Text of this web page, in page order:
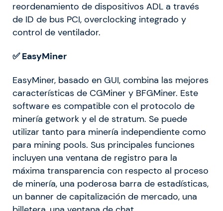
reordenamiento de dispositivos ADL a través
de ID de bus PCI, overclocking integrado y
control de ventilador.
✅ EasyMiner
EasyMiner, basado en GUI, combina las mejores
características de CGMiner y BFGMiner. Este
software es compatible con el protocolo de
minería getwork y el de stratum. Se puede
utilizar tanto para minería independiente como
para mining pools. Sus principales funciones
incluyen una ventana de registro para la
máxima transparencia con respecto al proceso
de minería, una poderosa barra de estadísticas,
un banner de capitalización de mercado, una